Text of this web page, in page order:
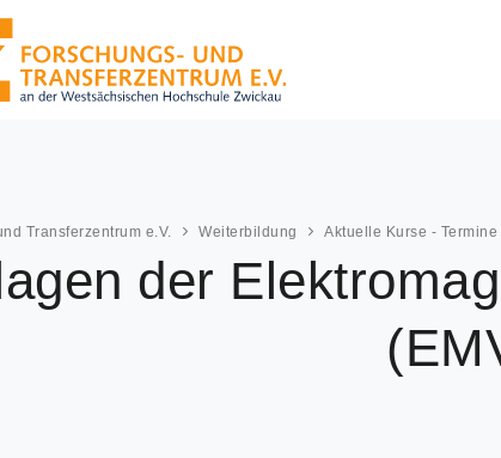
Transferzentrum e.V. Weiterbildung Aktuelle Kurse - Termine
der